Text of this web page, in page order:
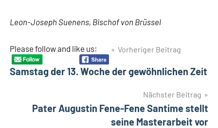
Leon-Joseph Suenens, Bischof von Brüssel
Please follow and like us:
BeitragsnavigationVorheriger Beitrag
Samstag der 13. Woche der gewöhnlichen Zeit
Nächster Beitrag
Pater Augustin Fene-Fene Santime stellt
seine Masterarbeit vor